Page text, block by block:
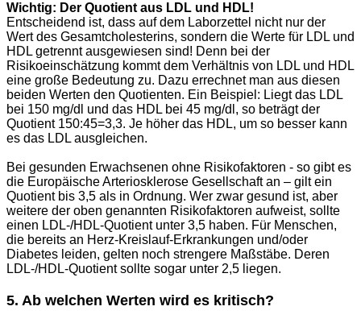
Wichtig: Der Quotient aus LDL und HDL!
Entscheidend ist, dass auf dem Laborzettel nicht nur der
Wert des Gesamtcholesterins, sondern die Werte für LDL und
HDL getrennt ausgewiesen sind! Denn bei der
Risikoeinschätzung kommt dem Verhältnis von LDL und HDL
eine große Bedeutung zu. Dazu errechnet man aus diesen
beiden Werten den Quotienten. Ein Beispiel: Liegt das LDL
bei 150 mg/dl und das HDL bei 45 mg/dl, so beträgt der
Quotient 150:45=3,3. Je höher das HDL, um so besser kann
es das LDL ausgleichen.
Bei gesunden Erwachsenen ohne Risikofaktoren - so gibt es
die Europäische Arteriosklerose Gesellschaft an – gilt ein
Quotient bis 3,5 als in Ordnung. Wer zwar gesund ist, aber
weitere der oben genannten Risikofaktoren aufweist, sollte
einen LDL-/HDL-Quotient unter 3,5 haben. Für Menschen,
die bereits an Herz-Kreislauf-Erkrankungen und/oder
Diabetes leiden, gelten noch strengere Maßstäbe. Deren
LDL-/HDL-Quotient sollte sogar unter 2,5 liegen.
5. Ab welchen Werten wird es kritisch?